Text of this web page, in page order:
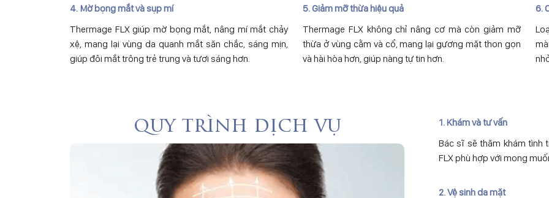
4. Mờ bọng mắt và sụp mí
Thermage FLX giúp mờ bọng mắt, nâng mí mắt chảy
xệ, mang lại vùng da quanh mắt săn chắc, sáng mịn,
giúp đôi mắt trông trẻ trung và tươi sáng hơn.
5. Giảm mỡ thừa hiệu quả
Thermage FLX không chỉ nâng cơ mà còn giảm mỡ
thừa ở vùng cằm và cổ, mang lại gương mặt thon gọn
và hài hòa hơn, giúp nàng tự tin hơn.
6.
quy trình dịch vụ
1. Khám và tư vấn
Bác sĩ sẽ thăm khám tình
FLX phù hợp với mong
2. Vệ sinh da mặt